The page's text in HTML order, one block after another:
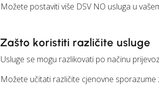
Možete postaviti više DSV NO usluga u
Zašto koristiti različite usluge
Usluge se mogu razlikovati po načinu
Možete učitati različite cjenovne